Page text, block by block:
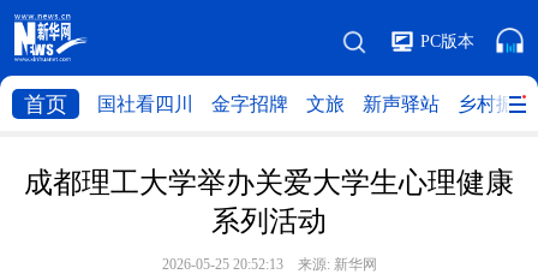
PC版本
首页 国社看四川 金字招牌 文旅 新声驿站 乡村振兴
成都理工大学举办关爱大学生心理健康
系列活动
2026-05-25 20:52:13 来源: 新华网